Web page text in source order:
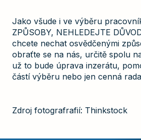
Jako všude i ve výběru
ZPŮSOBY, NEHLEDEJTE
chcete nechat osvědčenými
obraťte se na nás, určitě spolu
už to bude úprava inzerátu,
částí výběru nebo jen cenná
Zdroj fotografrafií: Thinkstock